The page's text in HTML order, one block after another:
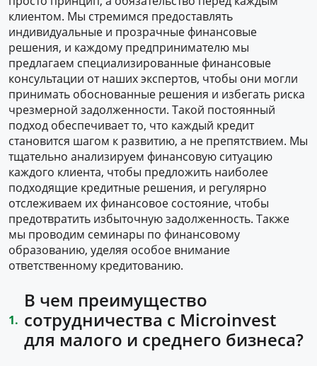
клиентом. Мы стремимся предоставлять
индивидуальные и прозрачные финансовые
решения, и каждому предпринимателю мы
предлагаем специализированные финансовые
консультации от наших экспертов, чтобы они могли
принимать обоснованные решения и избегать риска
чрезмерной задолженности. Такой постоянный
подход обеспечивает то, что каждый кредит
становится шагом к развитию, а не препятствием. Мы
тщательно анализируем финансовую ситуацию
каждого клиента, чтобы предложить наиболее
подходящие кредитные решения, и регулярно
отслеживаем их финансовое состояние, чтобы
предотвратить избыточную задолженность. Также
мы проводим семинары по финансовому
образованию, уделяя особое внимание
ответственному кредитованию.
В чем преимущество
сотрудничества с Microinvest
для малого и среднего бизнеса?